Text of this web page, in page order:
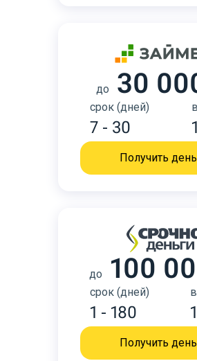
до 30
срок (дней)
7 - 30
Получить
до 100
срок (дней)
1 - 180
Получить